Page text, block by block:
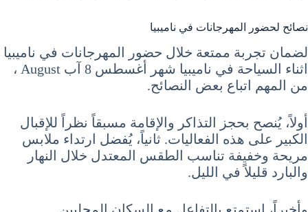
نصائح لحضور المهرجانات في ناميبيا
لضمان تجربة ممتعة خلال حضور المهرجانات في ناميبيا
اثناء السياحة في ناميبيا شهر أغسطس 8 آب August ،
من المهم اتباع بعض النصائح.
أولاً، يُنصح بحجز التذاكر والإقامة مسبقاً نظراً للإقبال
الكبير على هذه الفعاليات. ثانياً، يُفضل ارتداء ملابس
مريحة وخفيفة تناسب الطقس المعتدل خلال النهار
والبارد قليلاً في الليل.
وأخيراً، استمتع بالتفاعل مع السكان المحليين